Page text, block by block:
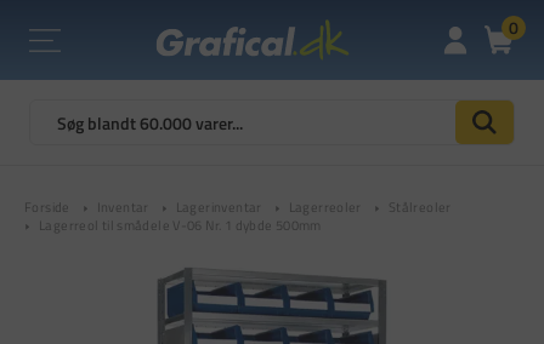
0
Forside Inventar Lagerinventar Lagerreoler
Stålreoler
Lagerreol til smådele V-06 Nr. 1 dybde 500mm